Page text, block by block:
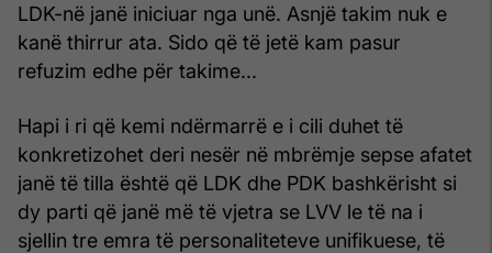
LDK-në janë iniciuar nga unë. Asnjë takim nuk e
kanë thirrur ata. Sido që të jetë kam pasur
refuzim edhe për takime...
Hapi i ri që kemi ndërmarrë e i cili duhet të
konkretizohet deri nesër në mbrëmje sepse afatet
janë të tilla është që LDK dhe PDK bashkërisht si
dy parti që janë më të vjetra se LVV le të na i
sjellin tre emra të personaliteteve unifikuese, të